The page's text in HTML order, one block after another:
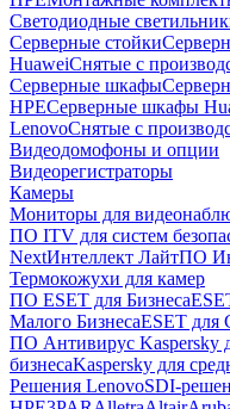
Светодиодные
Серверные стойки
HuaweiСнятые с
Серверные шкафы
HPEСерверные шкафы
LenovoСнятые с
Видеодомофоны и опции
Видеорегистраторы
Камеры
Мониторы для
ПО ITV для систем
NextИнтеллект ЛайтПО
Термокожухи для камер
ПО ESET для Бизнеса
Малого БизнесаESET для
ПО Антивирус Kaspersky
бизнесаKaspersky для
Решения LenovoSDI-